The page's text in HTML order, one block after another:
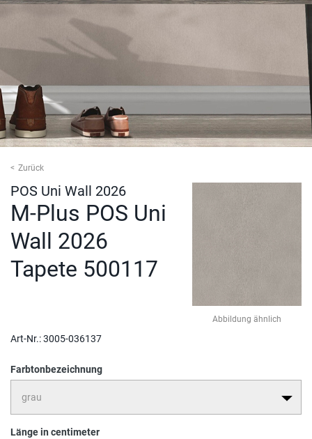
Zurück
POS Uni Wall 2026
M-Plus POS Uni
Wall 2026
Tapete 500117
Abbildung ähnlich
Art-Nr.:3005-036137
Farbtonbezeichnung
Länge in centimeter